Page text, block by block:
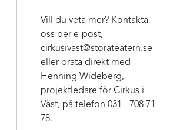
Vill du veta mer? Kontakta
oss per e-post,
cirkusivast@storateatern.se
eller prata direkt med
Henning Wideberg,
projektledare för Cirkus i
Väst, på telefon 031 - 708 71
78.